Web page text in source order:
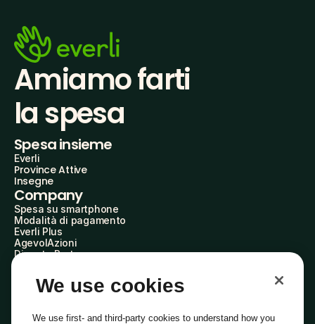
Amiamo farti
la spesa
Spesa insieme
Everli
Province Attive
Insegne
Company
Spesa su smartphone
Modalità di pagamento
Everli Plus
AgevolAzioni
Diventa Partner
Everli Shoppers
About Us
Everli News
We use cookies
We use first- and third-party cookies to understand how you